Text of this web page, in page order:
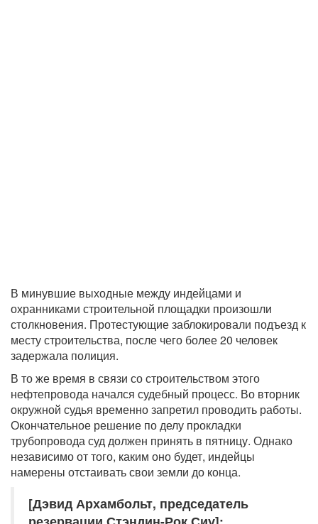
В минувшие выходные между индейцами и
охранниками строительной площадки произошли
столкновения. Протестующие заблокировали подъезд к
месту строительства, после чего более 20 человек
задержала полиция.
В то же время в связи со строительством этого
нефтепровода начался судебный процесс. Во вторник
окружной судья временно запретил проводить работы.
Окончательное решение по делу прокладки
трубопровода суд должен принять в пятницу. Однако
независимо от того, каким оно будет, индейцы
намерены отстаивать свои земли до конца.
[Дэвид Архамбольт, председатель